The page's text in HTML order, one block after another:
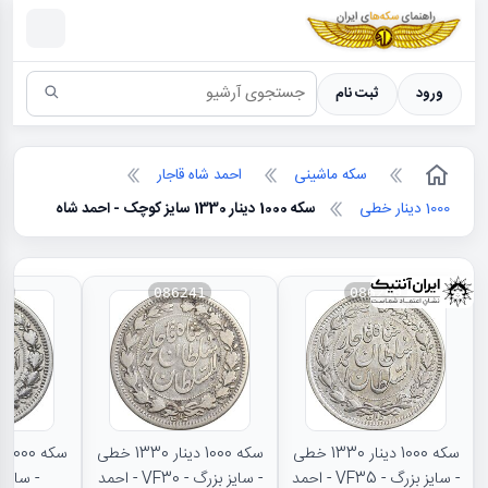
سکه ها ؛ راهنمای سکه شناسی
ورود ثبت نام
سکه ماشینی
احمد شاه قاجار
1000 دینار خطی
سکه 1000 دینار 1330 سایز کوچک - احمد شاه
086240
سکه 1000 دینار 1330 خطی
- سایز بزرگ - VF35 - احمد
086241
سکه 1000 دینار 1330 خطی
- سایز بزرگ - VF30 - احمد